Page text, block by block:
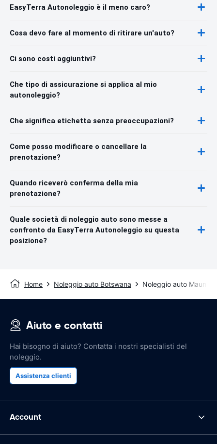
EasyTerra Autonoleggio è il meno caro?
Cosa devo fare al momento di ritirare un'auto?
Ci sono costi aggiuntivi?
Che tipo di assicurazione si applica al mio
autonoleggio?
Che significa etichetta senza preoccupazioni?
Come posso modificare o cancellare la
prenotazione?
Quando riceverò conferma della mia
prenotazione?
Quale società di noleggio auto sono messe a
confronto da EasyTerra Autonoleggio su questa
posizione?
Home Noleggio auto Botswana Noleggio auto Maun
Aiuto e contatti
Hai bisogno di aiuto? Contatta i nostri specialisti del
noleggio.
Assistenza clienti
Account